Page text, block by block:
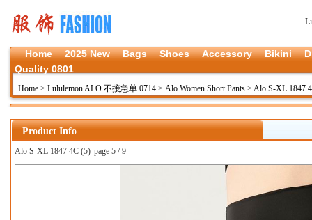
Home 2025 New Bags Shoes Accessory Bikini
Quality 0801
Home > Lululemon ALO 不接急单 0714 > Alo Women Short Pants > Alo S-XL 1847
Product Info
Alo S-XL 1847 4C (5) page 5 / 9